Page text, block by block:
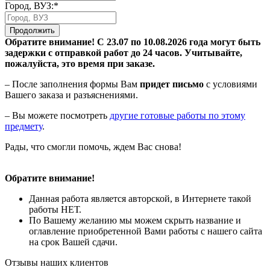
Город, ВУЗ:*
Продолжить
Обратите внимание! С 23.07 по 10.08.2026 года могут быть
задержки с отправкой работ до 24 часов. Учитывайте,
пожалуйста, это время при заказе.
– После заполнения формы Вам придет письмо с условиями
Вашего заказа и разъяснениями.
– Вы можете посмотреть другие готовые работы по этому
предмету.
Рады, что смогли помочь, ждем Вас снова!
Обратите внимание!
Данная работа является авторской, в Интернете такой
работы НЕТ.
По Вашему желанию мы можем скрыть название и
оглавление приобретенной Вами работы с нашего сайта
на срок Вашей сдачи.
Отзывы наших клиентов